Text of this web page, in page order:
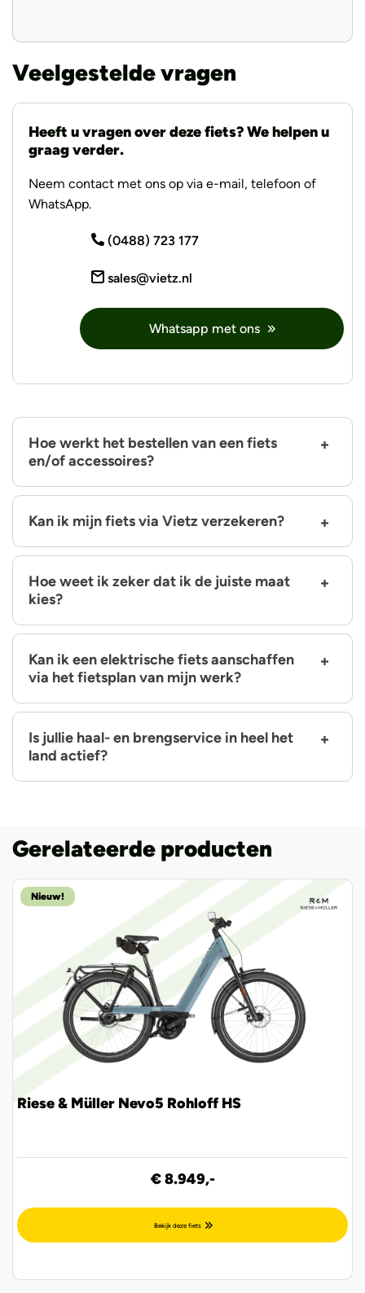
Veelgestelde vragen
Heeft u vragen over deze fiets? We helpen u
graag verder.
Neem contact met ons op via e-mail, telefoon of
WhatsApp.
(0488) 723 177
sales@vietz.nl
Whatsapp met ons
Hoe werkt het bestellen van een fiets
en/of accessoires?
Kan ik mijn fiets via Vietz verzekeren?
Hoe weet ik zeker dat ik de juiste maat
kies?
Kan ik een elektrische fiets aanschaffen
via het fietsplan van mijn werk?
Is jullie haal- en brengservice in heel het
land actief?
Gerelateerde producten
Riese & Müller Nevo5 Rohloff HS
€ 8.949,-
Bekijk deze fiets
Nieuw!